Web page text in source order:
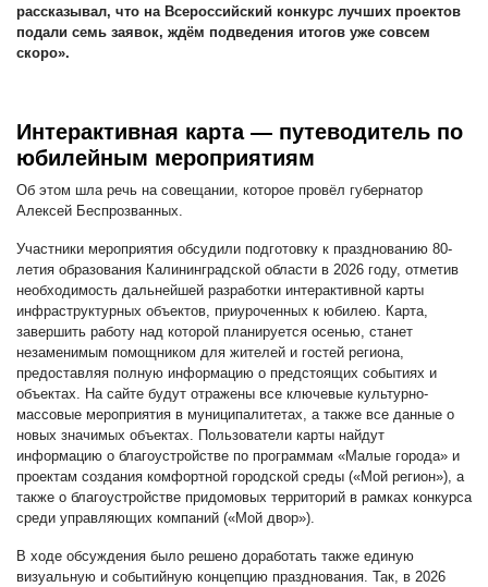
рассказывал, что на Всероссийский конкурс лучших проектов
подали семь заявок, ждём подведения итогов уже совсем
скоро».
Интерактивная карта — путеводитель по
юбилейным мероприятиям
Об этом шла речь на совещании, которое провёл губернатор
Алексей Беспрозванных.
Участники мероприятия обсудили подготовку к празднованию 80-
летия образования Калининградской области в 2026 году, отметив
необходимость дальнейшей разработки интерактивной карты
инфраструктурных объектов, приуроченных к юбилею. Карта,
завершить работу над которой планируется осенью, станет
незаменимым помощником для жителей и гостей региона,
предоставляя полную информацию о предстоящих событиях и
объектах. На сайте будут отражены все ключевые культурно-
массовые мероприятия в муниципалитетах, а также все данные о
новых значимых объектах. Пользователи карты найдут
информацию о благоустройстве по программам «Малые города» и
проектам создания комфортной городской среды («Мой регион»), а
также о благоустройстве придомовых территорий в рамках конкурса
среди управляющих компаний («Мой двор»).
В ходе обсуждения было решено доработать также единую
визуальную и событийную концепцию празднования. Так, в 2026